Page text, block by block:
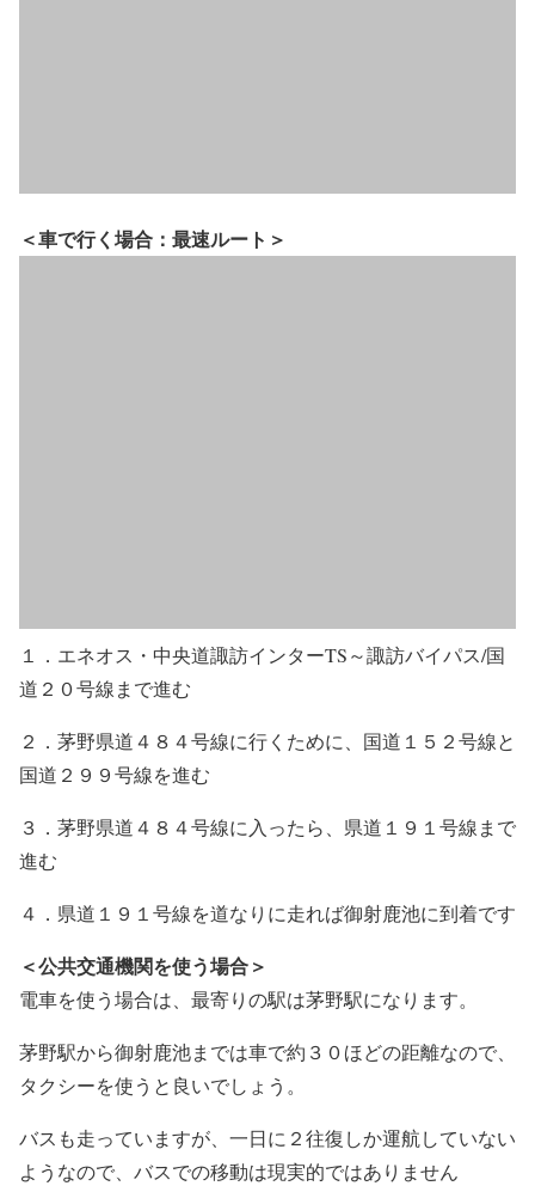
＜車で行く場合：最速ルート＞
１．エネオス・中央道諏訪インターTS～諏訪バイパス/国
道２０号線まで進む
２．茅野県道４８４号線に行くために、国道１５２号線と
国道２９９号線を進む
３．茅野県道４８４号線に入ったら、県道１９１号線まで
進む
４．県道１９１号線を道なりに走れば御射鹿池に到着です
＜公共交通機関を使う場合＞
電車を使う場合は、最寄りの駅は茅野駅になります。
茅野駅から御射鹿池までは車で約３０ほどの距離なので、
タクシーを使うと良いでしょう。
バスも走っていますが、一日に２往復しか運航していない
ようなので、バスでの移動は現実的ではありません